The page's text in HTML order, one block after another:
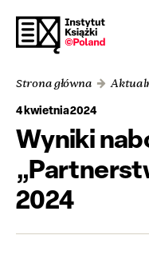
Strona główna
4 kwietnia 2024
Wyniki
2024